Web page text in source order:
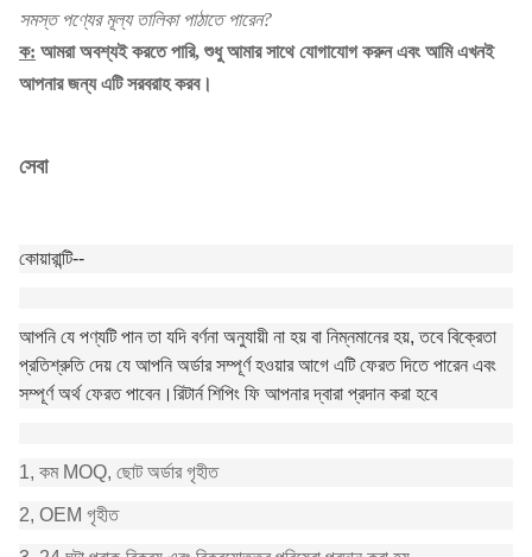
সমস্ত পণ্যের মূল্য তালিকা পাঠাতে পারেন?
ক: আমরা অবশ্যই করতে পারি, শুধু আমার সাথে যোগাযোগ করুন এবং আমি এখনই
আপনার জন্য এটি সরবরাহ করব।
সেবা
কোয়ারান্টি--
আপনি যে পণ্যটি পান তা যদি বর্ণনা অনুযায়ী না হয় বা নিম্নমানের হয়, তবে বিক্রেতা
প্রতিশ্রুতি দেয় যে আপনি অর্ডার সম্পূর্ণ হওয়ার আগে এটি ফেরত দিতে পারেন এবং
সম্পূর্ণ অর্থ ফেরত পাবেন।রিটার্ন শিপিং ফি আপনার দ্বারা প্রদান করা হবে
1, কম MOQ, ছোট অর্ডার গৃহীত
2, OEM গৃহীত